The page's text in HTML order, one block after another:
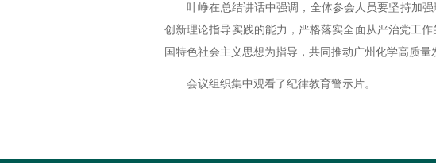
叶峥在总结讲话中强调，全体参会人员要坚持加
创新理论指导实践的能力，严格落实全面从严治党工
国特色社会主义思想为指导，共同推动广州化学高质量
会议组织集中观看了纪律教育警示片。